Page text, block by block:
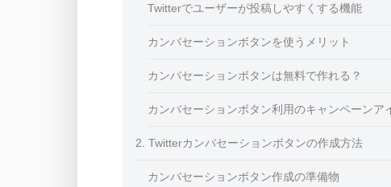
Twitterでユーザーが投稿しやすくする機能
カンバセーションボタンを使うメリット
カンバセーションボタンは無料で作れる？
カンバセーションボタン利用のキャンペーンア
2. Twitterカンバセーションボタンの作成方法
カンバセーションボタン作成の準備物